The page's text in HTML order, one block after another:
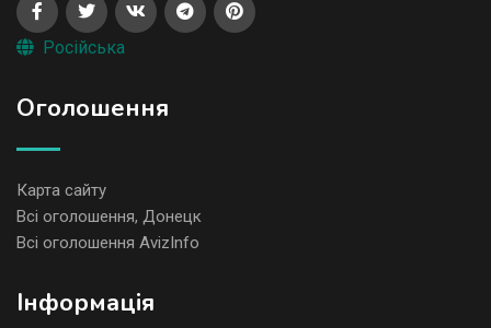
Російська
Оголошення
Карта сайту
Всі оголошення, Донецк
Всі оголошення AvizInfo
Iнформація